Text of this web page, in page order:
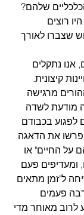
שלהם?
רוצים
שצברו לאורך
אנו נתקלים
קיצונית.
מרגישה
מודעת לשדה
לפגוע בכבודם
את הדאגה
על החיים" או
ומעדיפים פעם
ל"זמן מתאים
פעמים
לרוב מאוחר מדי